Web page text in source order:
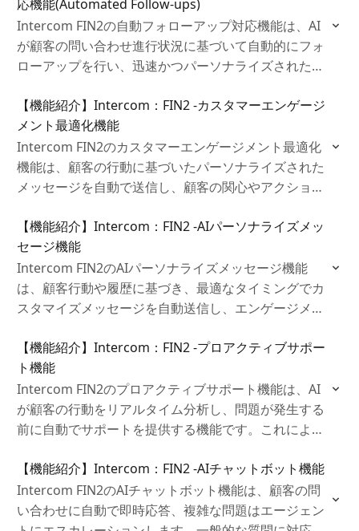
応機能(Automated Follow-ups)
Intercom FIN2の自動フォローアップ対応機能は、AI
が顧客の問い合わせ進行状況に基づいて自動的にフォ
ローアップを行い、迅速かつパーソナライズされた対
負担を軽減し、顧客満足度の向上を実現します。
【機能紹介】Intercom：FIN2 ‐カスタマーエンゲージ
メント最適化機能
Intercom FIN2のカスタマーエンゲージメント最適化
機能は、顧客の行動に基づいたパーソナライズされた
メッセージを自動で送信し、顧客の関心やアクション
売上増加が期待でき、顧客との関係強化を実現しま
す。
【機能紹介】Intercom：FIN2 ‐AIパーソナライズメッ
セージ機能
Intercom FIN2のAIパーソナライズメッセージ機能
は、顧客行動や履歴に基づき、最適なタイミングでカ
スタマイズメッセージを自動送信し、エンゲージメン
ルタイムで対応し、リテンションやアップセルの機会
を効果的に活用できます。
【機能紹介】Intercom：FIN2 ‐プロアクティブサポー
ト機能
Intercom FIN2のプロアクティブサポート機能は、AI
が顧客の行動をリアルタイム分析し、問題が発生する
前に自動でサポートを提供する機能です。これによ
率を向上させ、エージェントの負担も軽減します。
【機能紹介】Intercom：FIN2 ‐AIチャットボット機能
Intercom FIN2のAIチャットボット機能は、顧客の問
い合わせに自動で即時応答、複雑な問題はエージェン